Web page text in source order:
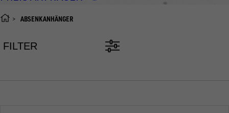
ABSENKANHÄNGER
FILTER